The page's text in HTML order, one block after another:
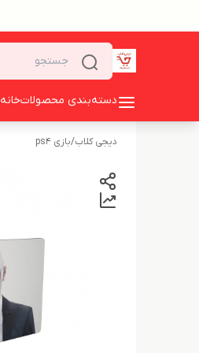
دسته‌بندی محصولاتخانه
دیجی کلاب/بازی ps4